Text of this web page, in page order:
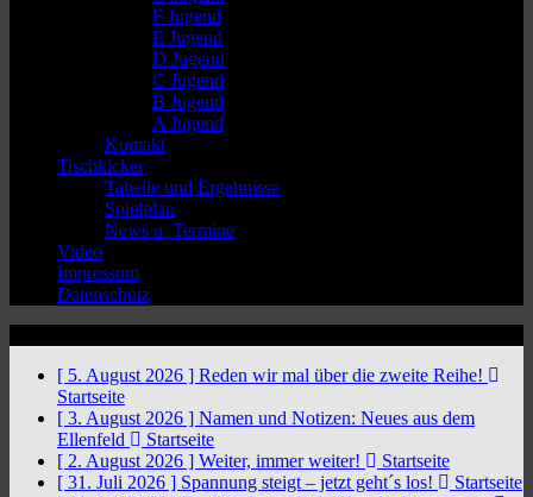
F Jugend
E Jugend
D Jugend
C Jugend
B Jugend
A Jugend
Kontakt
Tischkicker
Tabelle und Ergebnisse
Spielplan
News u. Termine
Video
Impressum
Datenschutz
[ 5. August 2026 ] Reden wir mal über die zweite Reihe!
Startseite
[ 3. August 2026 ] Namen und Notizen: Neues aus dem
Ellenfeld
Startseite
[ 2. August 2026 ] Weiter, immer weiter!
Startseite
[ 31. Juli 2026 ] Spannung steigt – jetzt geht´s los!
Startseite